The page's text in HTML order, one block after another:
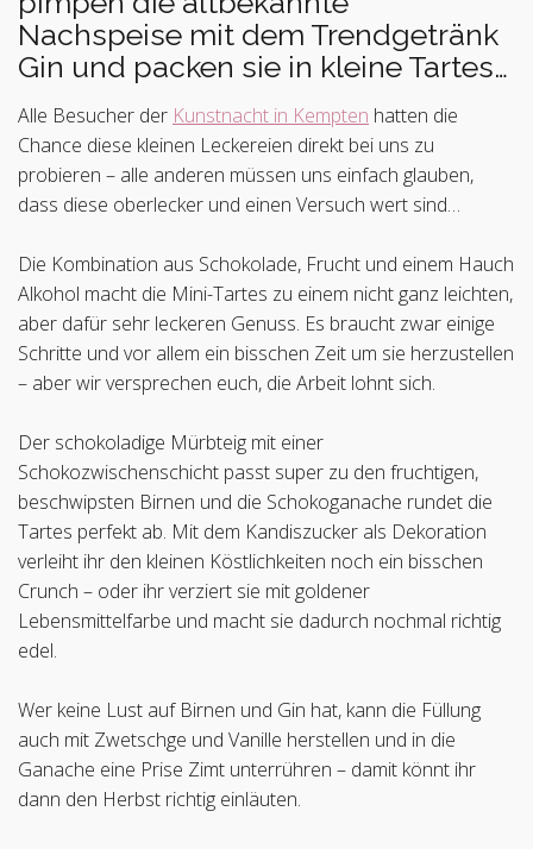
Nachspeise mit dem Trendgetränk
Gin und packen sie in kleine Tartes…
Alle Besucher der Kunstnacht in Kempten hatten die
Chance diese kleinen Leckereien direkt bei uns zu
probieren – alle anderen müssen uns einfach glauben,
dass diese oberlecker und einen Versuch wert sind…
Die Kombination aus Schokolade, Frucht und einem Hauch
Alkohol macht die Mini-Tartes zu einem nicht ganz leichten,
aber dafür sehr leckeren Genuss. Es braucht zwar einige
Schritte und vor allem ein bisschen Zeit um sie herzustellen
– aber wir versprechen euch, die Arbeit lohnt sich.
Der schokoladige Mürbteig mit einer
Schokozwischenschicht passt super zu den fruchtigen,
beschwipsten Birnen und die Schokoganache rundet die
Tartes perfekt ab. Mit dem Kandiszucker als Dekoration
verleiht ihr den kleinen Köstlichkeiten noch ein bisschen
Crunch – oder ihr verziert sie mit goldener
Lebensmittelfarbe und macht sie dadurch nochmal richtig
edel.
Wer keine Lust auf Birnen und Gin hat, kann die Füllung
auch mit Zwetschge und Vanille herstellen und in die
Ganache eine Prise Zimt unterrühren – damit könnt ihr
dann den Herbst richtig einläuten.